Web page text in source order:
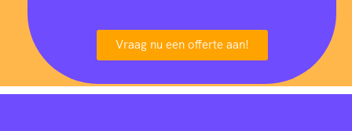
Vraag nu een offerte aan!